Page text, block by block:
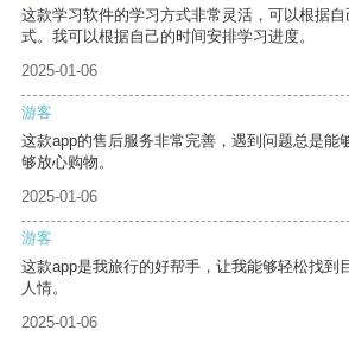
这款学习软件的学习方式非常灵活，可以根据
式。我可以根据自己的时间安排学习进度。
2025-01-06
游客
这款app的售后服务非常完善，遇到问题总是能
够放心购物。
2025-01-06
游客
这款app是我旅行的好帮手，让我能够轻松找到
人情。
2025-01-06